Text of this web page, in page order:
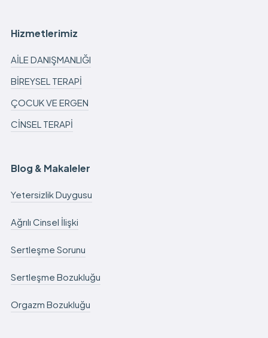
Hizmetlerimiz
AİLE DANIŞMANLIĞI
BİREYSEL TERAPİ
ÇOCUK VE ERGEN
CİNSEL TERAPİ
Blog & Makaleler
Yetersizlik Duygusu
Ağrılı Cinsel İlişki
Sertleşme Sorunu
Sertleşme Bozukluğu
Orgazm Bozukluğu